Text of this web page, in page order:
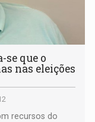
se que o
nas eleições
recursos do